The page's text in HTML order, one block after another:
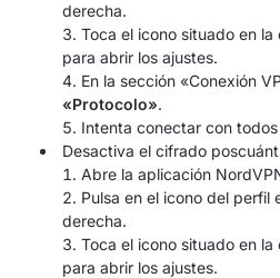
derecha.
Toca el icono situado en
para abrir los ajustes.
En la sección «Conexión
«Protocolo».
Intenta conectar con
Desactiva el cifrado
Abre la aplicación
Pulsa en el icono del perfil
derecha.
Toca el icono situado en
para abrir los ajustes.